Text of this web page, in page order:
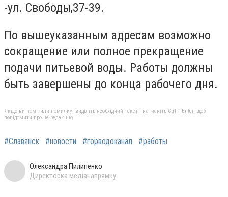
-ул. Свободы,37-39.
По вышеуказанным адресам возможно
сокращение или полное прекращение
подачи питьевой воды. Работы должны
быть завершены до конца рабочего дня.
Якщо ви помітили помилку, виділіть необхідний текст і натисніть Ctrl + Enter, щоб
повідомити про це редакцію
#Славянск #новости #горводоканал #работы
Олександра Пилипенко
Директорка медіанапрямку